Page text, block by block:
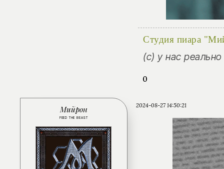
Студия пиара
(с) у нас
0
2024-08-27 14:50:21
Мийрон
FEED THE BEAST